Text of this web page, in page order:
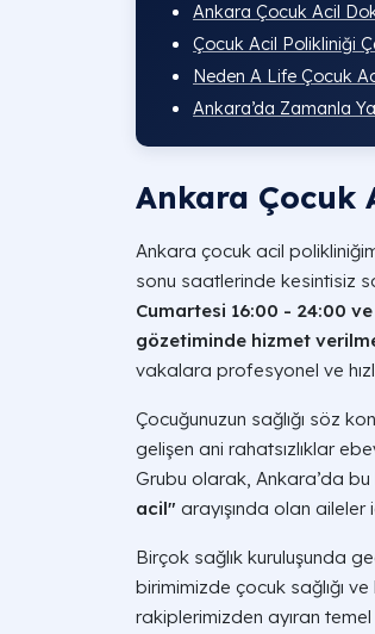
Ankara Çocuk Acil
Çocuk Acil Polikliniği
Neden A Life Çocuk
Ankara’da Zamanla
Ankara Çocuk
Ankara çocuk acil
sonu saatlerinde kesintisiz
Cumartesi 16:00 - 24:00
gözetiminde hizmet
vakalara profesyonel ve
Çocuğunuzun sağlığı söz
gelişen ani rahatsızlıklar
Grubu olarak, Ankara’da
acil" arayışında olan
Birçok sağlık kuruluşunda
birimimizde çocuk sağlığı
rakiplerimizden ayıran